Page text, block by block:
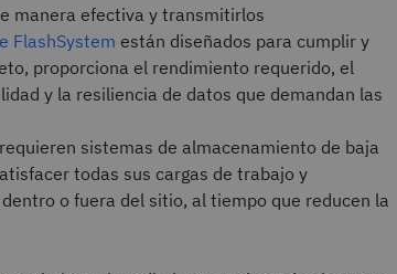
manera efectiva y transmitirlos
FlashSystem están diseñados para cumplir y
proporciona el rendimiento requerido, el
y la resiliencia de datos que demandan las
sistemas de almacenamiento de baja
todas sus cargas de trabajo y
o fuera del sitio, al tiempo que reducen la